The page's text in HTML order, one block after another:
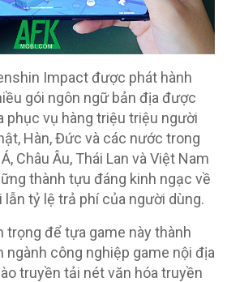
Impact được phát hành
gói ngôn ngữ bản địa được
phục vụ hàng triệu triệu người
Hàn, Đức và các nước trong
Châu Âu, Thái Lan và Việt Nam
thành tựu đáng kinh ngạc về
tỷ lệ trả phí của người dùng.
trọng để tựa game này thành
ngành công nghiệp game nội địa
truyền tải nét văn hóa truyền